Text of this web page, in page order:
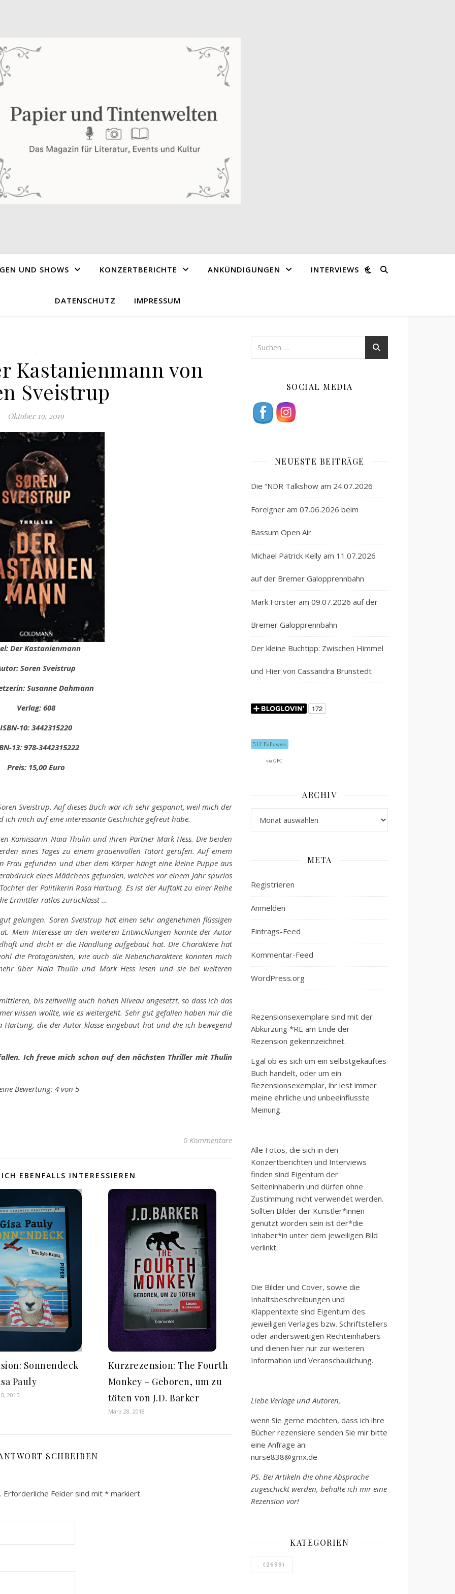
UND SHOWS KONZERTBERICHTE ANKÜNDIGUNGEN INTERVIEWS
DATENSCHUTZ IMPRESSUM
.
Kastanienmann von
Sveistrup
Oktober 19, 2019
Der Kastanienmann
Soren Sveistrup
Susanne Dahmann
Verlag: 608
ISBN-10: 3442315220
13: 978-3442315222
Preis: 15,00 Euro
Sveistrup. Auf dieses Buch war ich sehr gespannt, weil mich der
mich auf eine interessante Geschichte gefreut habe.
Komissarin Naia Thulin und ihren Partner Mark Hess. Die beiden
eines Tages zu einem grauenvollen Tatort gerufen. Auf einem
Frau gefunden und über dem Körper hängt eine kleine Puppe aus
eines Mädchens gefunden, welches vor einem Jahr spurlos
der Politikerin Rosa Hartung. Es ist der Auftakt zu einer Reihe
Ermittler ratlos zurücklässt …
gelungen. Soren Sveistrup hat einen sehr angenehmen flüssigen
Mein Interesse an den weiteren Entwicklungen konnte der Autor
und dicht er die Handlung aufgebaut hat. Die Charaktere hat
die Protagonisten, wie auch die Nebencharaktere konnten mich
über Naia Thulin und Mark Hess lesen und sie bei weiteren
bis zeitweilig auch hohen Niveau angesetzt, so dass ich das
wissen wollte, wie es weitergeht. Sehr gut gefallen haben mir die
die der Autor klasse eingebaut hat und die ich bewegend
Ich freue mich schon auf den nächsten Thriller mit Thulin
Bewertung: 4 von 5
0 Kommentare
EBENFALLS INTERESSIEREN
Sonnendeck
Pauly
2015
Kurzrezension: The Fourth
Monkey – Geboren, um zu
töten von J.D. Barker
März 28, 2018
SCHREIBEN
Erforderliche Felder sind mit * markiert
SOCIAL MEDIA
NEUESTE BEITRÄGE
Die “NDR Talkshow am 24.07.2026
Foreigner am 07.06.2026 beim
Bassum Open Air
Michael Patrick Kelly am 11.07.2026
auf der Bremer Galopprennbahn
Mark Forster am 09.07.2026 auf der
Bremer Galopprennbahn
Der kleine Buchtipp: Zwischen Himmel
und Hier von Cassandra Brunstedt
512 Followers
via GFC
ARCHIV
META
Registrieren
Anmelden
Eintrags-Feed
Kommentar-Feed
WordPress.org
Rezensionsexemplare sind mit der
Abkürzung *RE am Ende der
Rezension gekennzeichnet.
Egal ob es sich um ein selbstgekauftes
Buch handelt, oder um ein
Rezensionsexemplar, ihr lest immer
meine ehrliche und unbeeinflusste
Meinung.
Alle Fotos, die sich in den
Konzertberichten und Interviews
finden sind Eigentum der
Seiteninhaberin und dürfen ohne
Zustimmung nicht verwendet werden.
Sollten Bilder der Künstler*innen
genutzt worden sein ist der*die
Inhaber*in unter dem jeweiligen Bild
verlinkt.
Die Bilder und Cover, sowie die
Inhaltsbeschreibungen und
Klappentexte sind Eigentum des
jeweiligen Verlages bzw. Schriftstellers
oder andersweitigen Rechteinhabers
und dienen hier nur zur weiteren
Information und Veranschaulichung.
Liebe Verlage und Autoren,
wenn Sie gerne möchten, dass ich ihre
Bücher rezensiere senden Sie mir bitte
eine Anfrage an:
nurse838@gmx.de
PS. Bei Artikeln die ohne Absprache
zugeschickt werden, behalte ich mir eine
Rezension vor!
KATEGORIEN
. (2699)